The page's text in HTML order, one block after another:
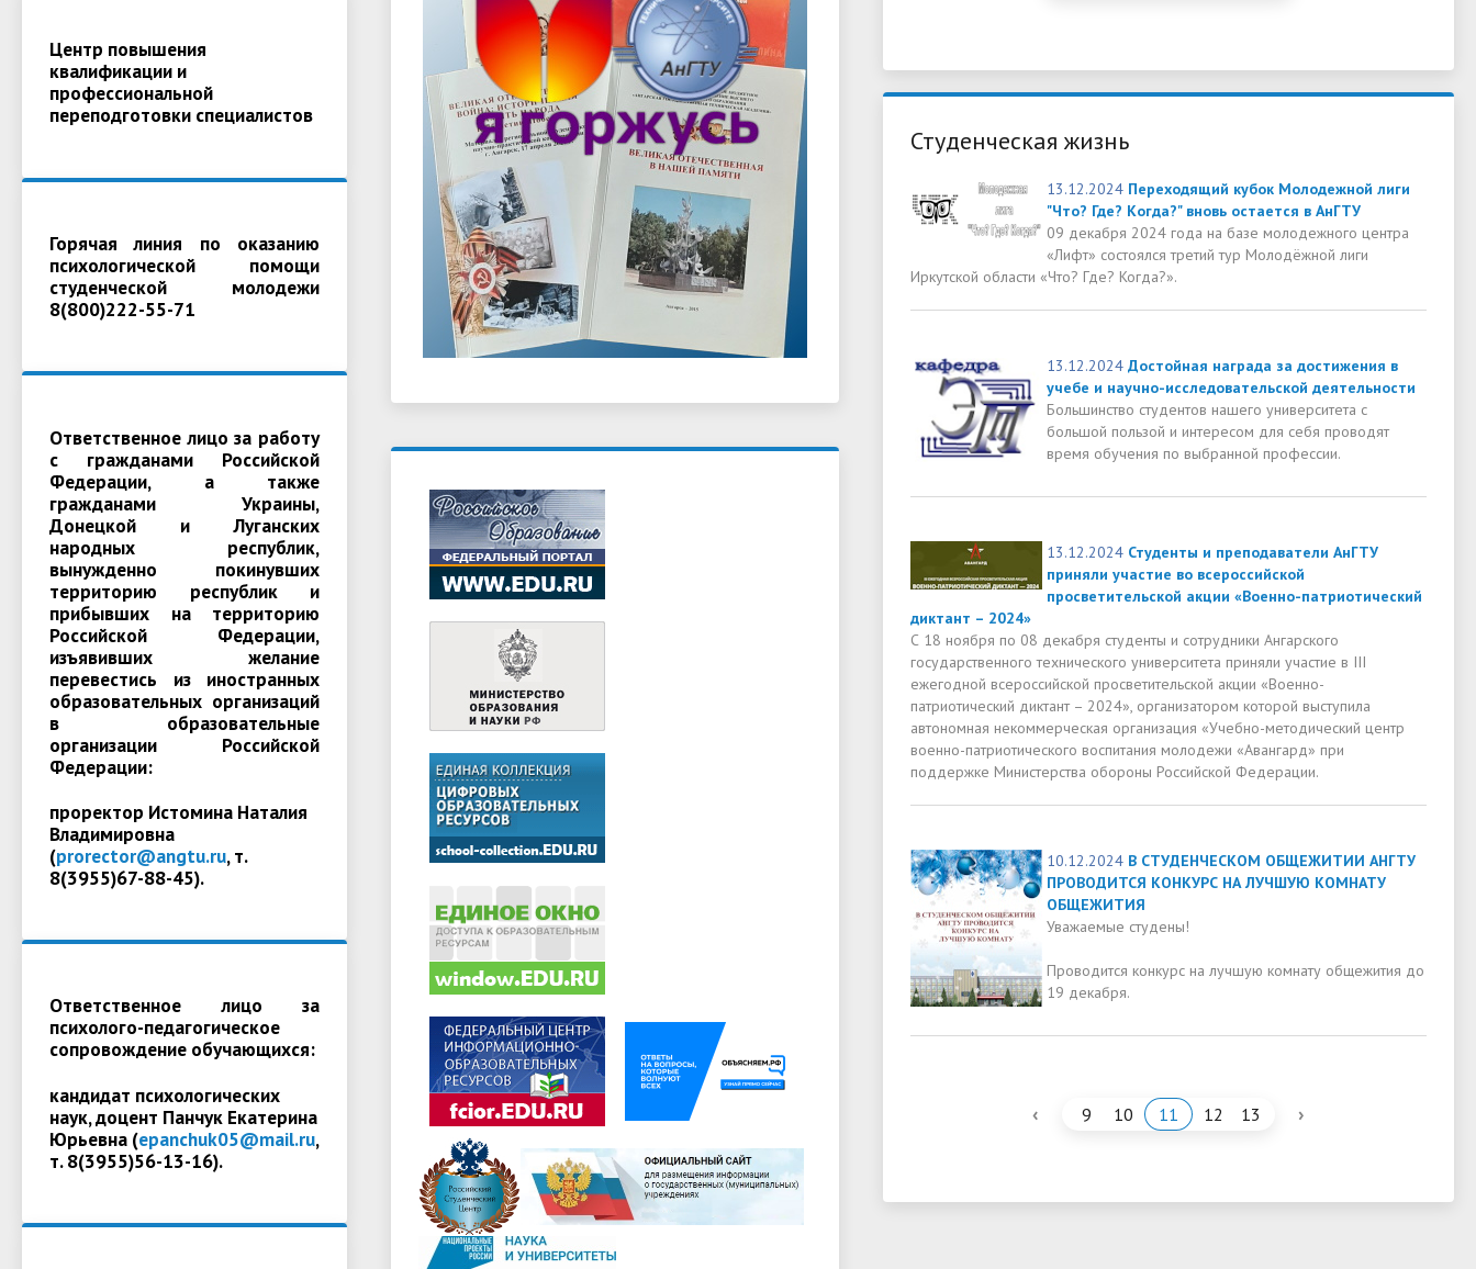
Центр повышения
квалификации и
профессиональной
переподготовки специалистов
Горячая линия по оказанию
психологической помощи
студенческой молодежи
8(800)222-55-71
Ответственное лицо за работу
с гражданами Российской
Федерации, а также
гражданами Украины,
Донецкой и Луганских
народных республик,
вынужденно покинувших
территорию республик и
прибывших на территорию
Российской Федерации,
изъявивших желание
перевестись из иностранных
образовательных организаций
в образовательные
организации Российской
Федерации:
проректор Истомина Наталия
Владимировна
(prorector@angtu.ru, т.
8(3955)67-88-45).
Ответственное лицо за
психолого-педагогическое
сопровождение обучающихся:
кандидат психологических
наук, доцент Панчук Екатерина
Юрьевна (epanchuk05@mail.ru,
т. 8(3955)56-13-16).
Студенческая жизнь
13.12.2024 Переходящий кубок Молодежной лиги
"Что? Где? Когда?" вновь остается в АнГТУ
09 декабря 2024 года на базе молодежного центра
«Лифт» состоялся третий тур Молодёжной лиги
Иркутской области «Что? Где? Когда?».
13.12.2024 Достойная награда за достижения в
учебе и научно-исследовательской деятельности
Большинство студентов нашего университета с
большой пользой и интересом для себя проводят
время обучения по выбранной профессии.
13.12.2024 Студенты и преподаватели АнГТУ
приняли участие во всероссийской
просветительской акции «Военно-патриотический
диктант – 2024»
С 18 ноября по 08 декабря студенты и сотрудники Ангарского
государственного технического университета приняли участие в III
ежегодной всероссийской просветительской акции «Военно-
патриотический диктант – 2024», организатором которой выступила
автономная некоммерческая организация «Учебно-методический центр
военно-патриотического воспитания молодежи «Авангард» при
поддержке Министерства обороны Российской Федерации.
10.12.2024 В СТУДЕНЧЕСКОМ ОБЩЕЖИТИИ АНГТУ
ПРОВОДИТСЯ КОНКУРС НА ЛУЧШУЮ КОМНАТУ
ОБЩЕЖИТИЯ
Уважаемые студены!
Проводится конкурс на лучшую комнату общежития до
19 декабря.
‹ 9 10 11 12 13 ›